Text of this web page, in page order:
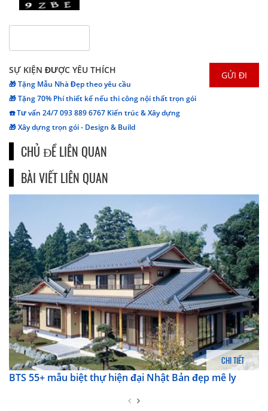
SỰ KIỆN ĐƯỢC YÊU THÍCH
🎁 Tặng Mẫu Nhà Đẹp theo yêu cầu
🎁 Tặng 70% Phí thiết kế nếu thi công nội thất trọn gói
☎️ Tư vấn 24/7 093 889 6767 Kiến trúc & Xây dựng
🎁 Xây dựng trọn gói - Design & Build
CHỦ ĐỀ LIÊN QUAN
BÀI VIẾT LIÊN QUAN
CHI TIẾT
BTS 55+ mẫu biệt thự hiện đại Nhật Bản đẹp mê ly